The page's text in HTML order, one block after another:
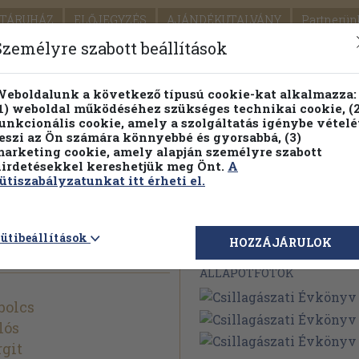
ELŐJEGYZÉS AJÁNDÉKUTALVÁNY
SEGÍTSÉG
PILLANATNYI ÁRAINK FENNTARTHATÓ
Részletes kereső Témaköri fa
1986. Megvásárolható
ÁLLAPOTFOTÓK
szabott beállítások
a következő típusú cookie-kat alkalmazza:
weboldal működéséhez szükséges technikai cookie,
cookie, amely a szolgáltatás igénybe
az Ön számára könnyebbé és gyorsabbá, (3)
cookie, amely alapján személyre szabott
kereshetjük meg Önt. A
itt érheti el.
HOZZÁJÁRULOK